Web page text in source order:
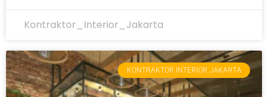
Kontraktor_Interior_Jakarta
KONTRAKTOR INTERIOR JAKARTA